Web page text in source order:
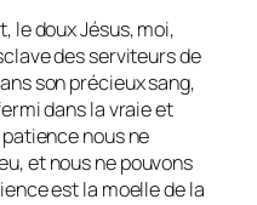
le doux Jésus, moi,
des serviteurs de
son précieux sang,
dans la vraie et
nous ne
et nous ne pouvons
est la moelle de la